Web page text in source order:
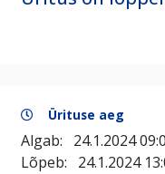
Ürituse aeg
Algab: 24.1.2024
Lõpeb: 24.1.2024